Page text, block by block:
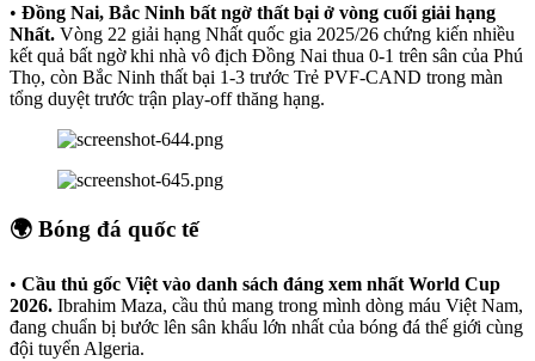
• Đồng Nai, Bắc Ninh bất ngờ thất bại ở vòng cuối giải hạng
Nhất. Vòng 22 giải hạng Nhất quốc gia 2025/26 chứng kiến nhiều
kết quả bất ngờ khi nhà vô địch Đồng Nai thua 0-1 trên sân của Phú
Thọ, còn Bắc Ninh thất bại 1-3 trước Trẻ PVF-CAND trong màn
tổng duyệt trước trận play-off thăng hạng.
🌍 Bóng đá quốc tế
• Cầu thủ gốc Việt vào danh sách đáng xem nhất World Cup
2026. Ibrahim Maza, cầu thủ mang trong mình dòng máu Việt Nam,
đang chuẩn bị bước lên sân khấu lớn nhất của bóng đá thế giới cùng
đội tuyển Algeria.